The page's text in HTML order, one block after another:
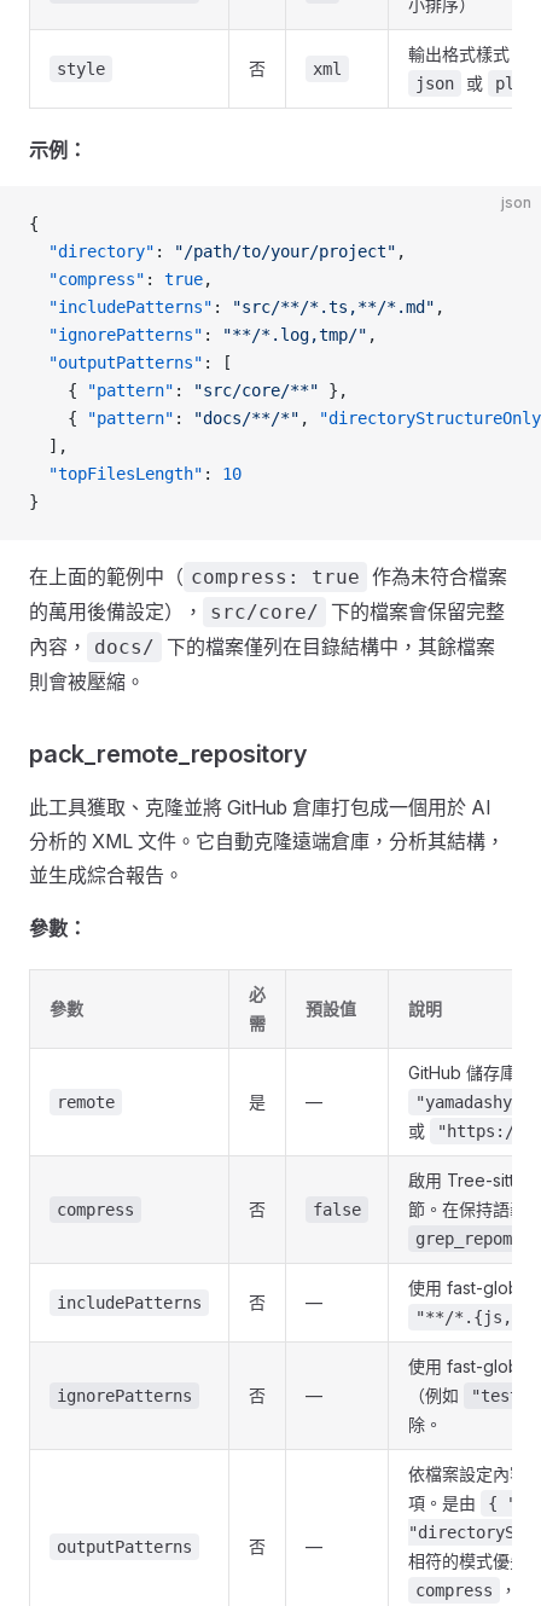
小排序）
style 否 xml
輸出格式樣式：
json
或
示例：
json
{
  "directory"
: "/path/to/your/project" ,
  "compress"
: true,
  "includePatterns"
: "src/**/*.ts,**/*.md" ,
  "ignorePatterns"
: "**/*.log,tmp/" ,
  "outputPatterns"
: [
    {
"pattern" : "src/core/**" },
    {
"pattern" : "docs/**/*" ,
  ],
  "topFilesLength"
: 10
}
在上面的範例中（ compress: true 作為未符合檔案
的萬用後備設定），
src/core/ 下的檔案會保留完整
內容，
docs/ 下的檔案僅列在目錄結構中，其餘檔案
則會被壓縮。
pack_remote_repository
此工具獲取、克隆並將 GitHub 倉庫打包成一個用於 AI
分析的 XML 文件。它自動克隆遠端倉庫，分析其結構，
並生成綜合報告。
參數：
參數
必
需
預設值 說明
remote 是 —
GitHub 儲存庫
"yamadashy/
或 "https://
compress 否 false
啟用 Tree-sitter
節。在保持語義
includePatterns 否 —
使用 fast-glob
"**/
ignorePatterns 否 —
使用 fast-glob
（例如
"test/
除。
outputPatterns 否 —
依檔案設定內容
項。是由
{
相符的模式優先
compress
，